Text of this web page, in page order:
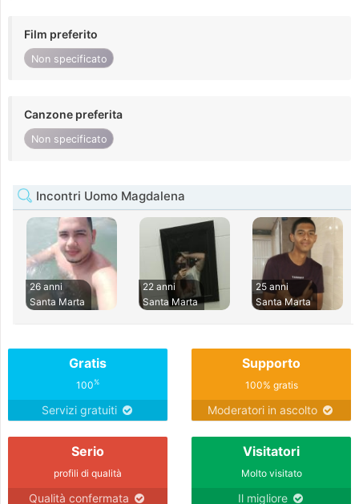
Film preferito
Non specificato
Canzone preferita
Non specificato
Incontri Uomo Magdalena
26 anni
Santa Marta
22 anni
Santa Marta
25 anni
Santa Marta
Gratis
100%
Servizi gratuiti
Supporto
100% gratis
Moderatori in ascolto
Serio
profili di qualità
Qualità confermata
Visitatori
Molto visitato
Il migliore